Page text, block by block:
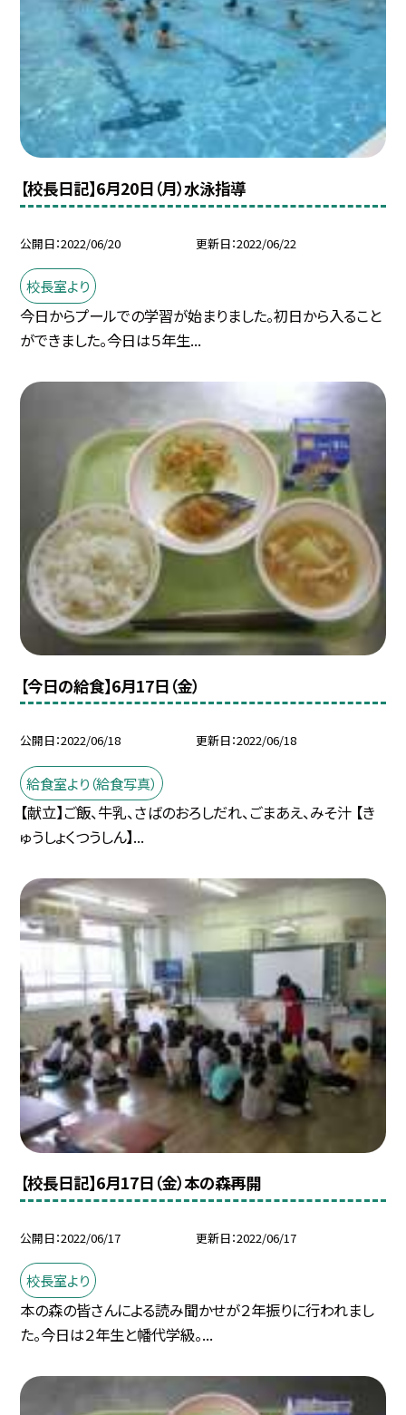
【校長日記】6月20日（月）水泳指導
公開日 2022/06/20 更新日 2022/06/22
校長室より
今日からプールでの学習が始まりました。初日から入ること
ができました。今日は５年生...
【今日の給食】6月17日（金）
公開日 2022/06/18 更新日 2022/06/18
給食室より（給食写真）
【献立】ご飯、牛乳、さばのおろしだれ、ごまあえ、みそ汁 【き
ゅうしょくつうしん】...
【校長日記】6月17日（金）本の森再開
公開日 2022/06/17 更新日 2022/06/17
校長室より
本の森の皆さんによる読み聞かせが２年振りに行われまし
た。今日は２年生と幡代学級。...